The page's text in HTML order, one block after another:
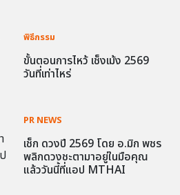
พิธีกรรม
ขั้นตอนการไหว้ เช็งเม้ง 2569
วันที่เท่าไหร่
PR NEWS
เช็ก ดวงปี 2569 โดย อ.มิก พชร
พลิกดวงชะตามาอยู่ในมือคุณ
แล้ววันนี้ที่แอป MTHAI